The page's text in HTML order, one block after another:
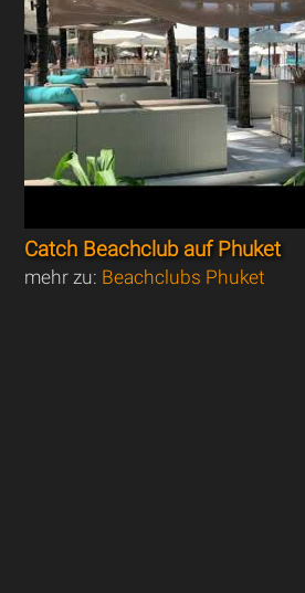
Catch Beachclub auf Phuket
mehr zu: Beachclubs Phuket